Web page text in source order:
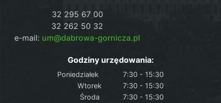
32 295 67 00
32 262 50 32
e-mail: um@dabrowa-gornicza.pl
Godziny urzędowania:
Poniedziałek
7:30 - 15:30
Wtorek
7:30 - 15:30
Środa
7:30 - 15:30